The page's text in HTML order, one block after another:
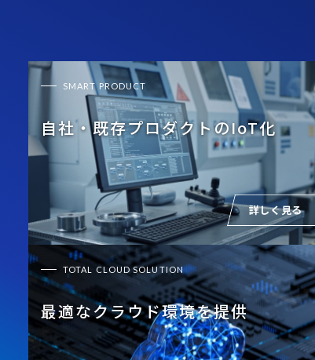
SMART PRODUCT
自社・既存プロダクトのIoT化
詳しく見る
TOTAL CLOUD SOLUTION
最適なクラウド環境を提供